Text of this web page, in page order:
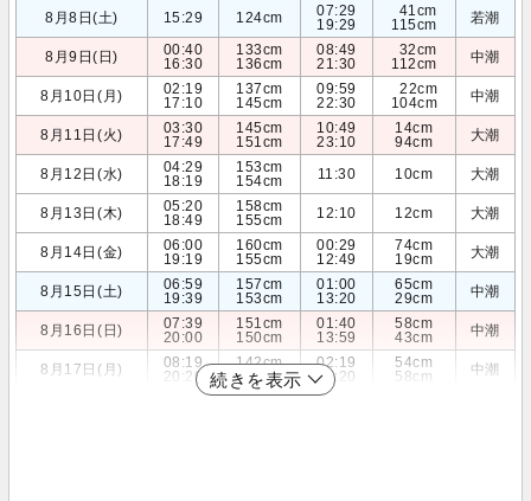
8月8日(土)
15:29 124cm
07:29
19:29
41cm
115cm
若潮
8月9日(日)
00:40
16:30
133cm
136cm
08:49
21:30
32cm
112cm
中潮
8月10日(月)
02:19
17:10
137cm
145cm
09:59
22:30
22cm
104cm
中潮
8月11日(火)
03:30
17:49
145cm
151cm
10:49
23:10
14cm
94cm
大潮
8月12日(水)
04:29
18:19
153cm
154cm
11:30 10cm 大潮
8月13日(木)
05:20
18:49
158cm
155cm
12:10 12cm 大潮
8月14日(金)
06:00
19:19
160cm
155cm
00:29
12:49
74cm
19cm
大潮
8月15日(土)
06:59
19:39
157cm
153cm
01:00
13:20
65cm
29cm
中潮
8月16日(日)
07:39
20:00
151cm
150cm
01:40
13:59
58cm
43cm
中潮
8月17日(月)
08:19
20:20
142cm
147cm
02:19
14:20
54cm
58cm
中潮
続きを表示